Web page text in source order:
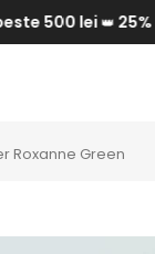
lei👑25%
Roxanne Green